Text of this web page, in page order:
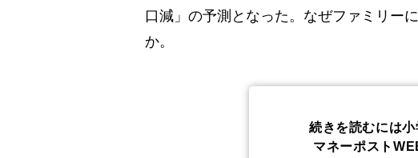
口減」の予測となった。なぜファミリー
か。
続きを読むには
マネーポスト